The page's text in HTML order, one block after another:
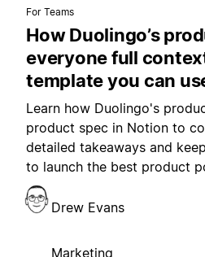
For Teams
How Duolingo’s
everyone full
template you can
Learn how Duolingo's
product spec in Notion to
detailed takeaways and
to launch the best product
Drew Evans
Marketing